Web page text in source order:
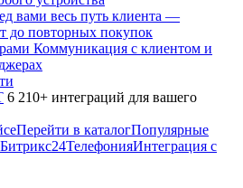
вами весь путь клиента —
до повторных покупок
Коммуникация с клиентом и
6 210+ интеграций для вашего
Перейти в каталогПопулярные
ТелефонияИнтеграция с